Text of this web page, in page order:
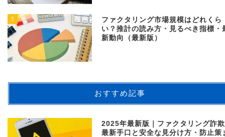
3
ファクタリング市場規模はどれくら
い？推計の読み方・見るべき指標・
新動向（最新版）
おすすめ記事
2025年最新版｜ファクタリング詐
最新手口と安全な見分け方・防止策